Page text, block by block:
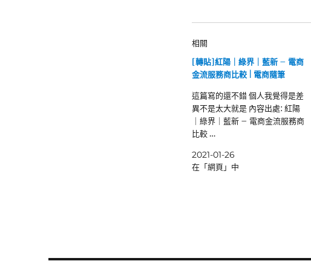
相關
[轉貼]紅陽｜綠界｜藍新 – 電商
金流服務商比較 | 電商隨筆
這篇寫的還不錯 個人我覺得是差
異不是太大就是 內容出處: 紅陽
｜綠界｜藍新 – 電商金流服務商
比較 …
2021-01-26
在「網頁」中